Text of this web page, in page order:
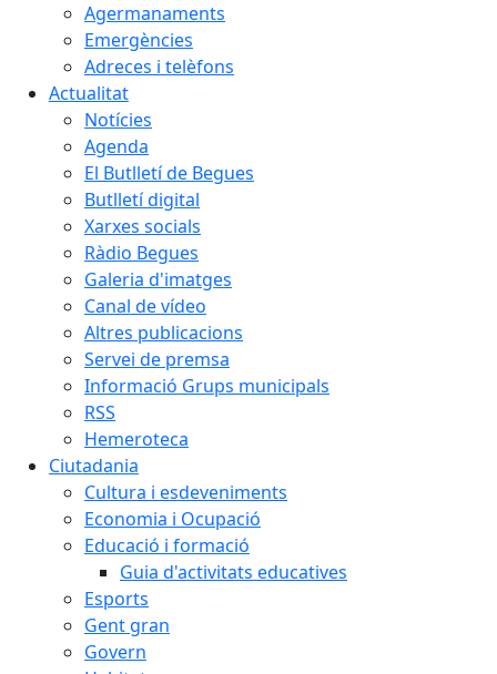
Agermanaments
Emergències
Adreces i telèfons
Actualitat
Notícies
Agenda
El Butlletí de Begues
Butlletí digital
Xarxes socials
Ràdio Begues
Galeria d'imatges
Canal de vídeo
Altres publicacions
Servei de premsa
Informació Grups municipals
RSS
Hemeroteca
Ciutadania
Cultura i esdeveniments
Economia i Ocupació
Educació i formació
Guia d'activitats educatives
Esports
Gent gran
Govern